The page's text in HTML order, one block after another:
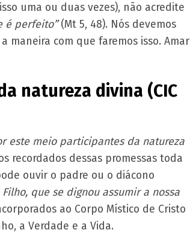
uma ou duas vezes), não acredite
é perfeito”(Mt 5, 48). Nós devemos
maneira com que faremos isso. Amar
natureza divina (CIC
este meio participantes da natureza
recordados dessas promessas toda
ouvir o padre ou o diácono
que se dignou assumir a nossa
ao Corpo Místico de Cristo
a Verdade e a Vida.